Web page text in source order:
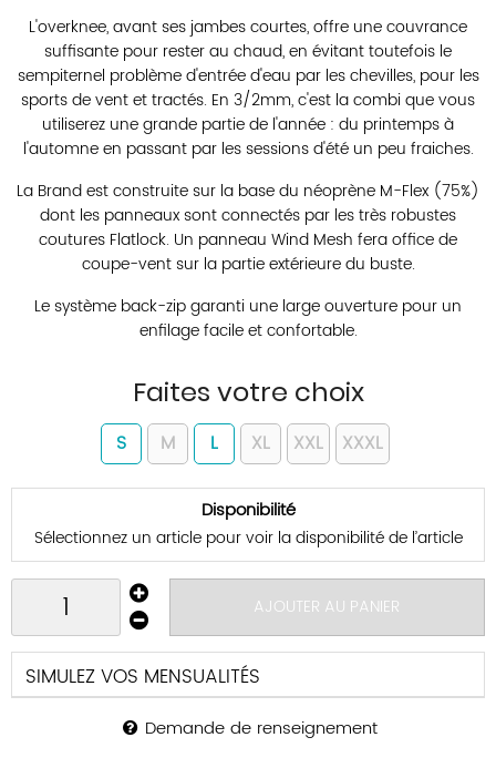
L'overknee, avant ses jambes courtes, offre une couvrance
suffisante pour rester au chaud, en évitant toutefois le
sempiternel problème d'entrée d'eau par les chevilles, pour les
sports de vent et tractés. En 3/2mm, c'est la combi que vous
utiliserez une grande partie de l'année : du printemps à
l'automne en passant par les sessions d'été un peu fraiches.
La Brand est construite sur la base du néoprène M-Flex (75%)
dont les panneaux sont connectés par les très robustes
coutures Flatlock. Un panneau Wind Mesh fera office de
coupe-vent sur la partie extérieure du buste.
Le système back-zip garanti une large ouverture pour un
enfilage facile et confortable.
Faites votre choix
S M L XL XXL XXXL
Disponibilité
Sélectionnez un article pour voir la disponibilité de l’article
AJOUTER AU PANIER
SIMULEZ VOS MENSUALITÉS
Demande de renseignement